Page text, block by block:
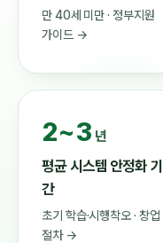
만 40세 미만 · 정부지원
가이드 →
2~3 년
평균 시스템 안정화 기
간
초기 학습·시행착오 · 창업
절차 →